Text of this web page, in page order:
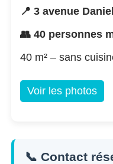
📍 3 avenue
👥 40 personnes
40 m² – sans
Voir les photos
📞 Contact